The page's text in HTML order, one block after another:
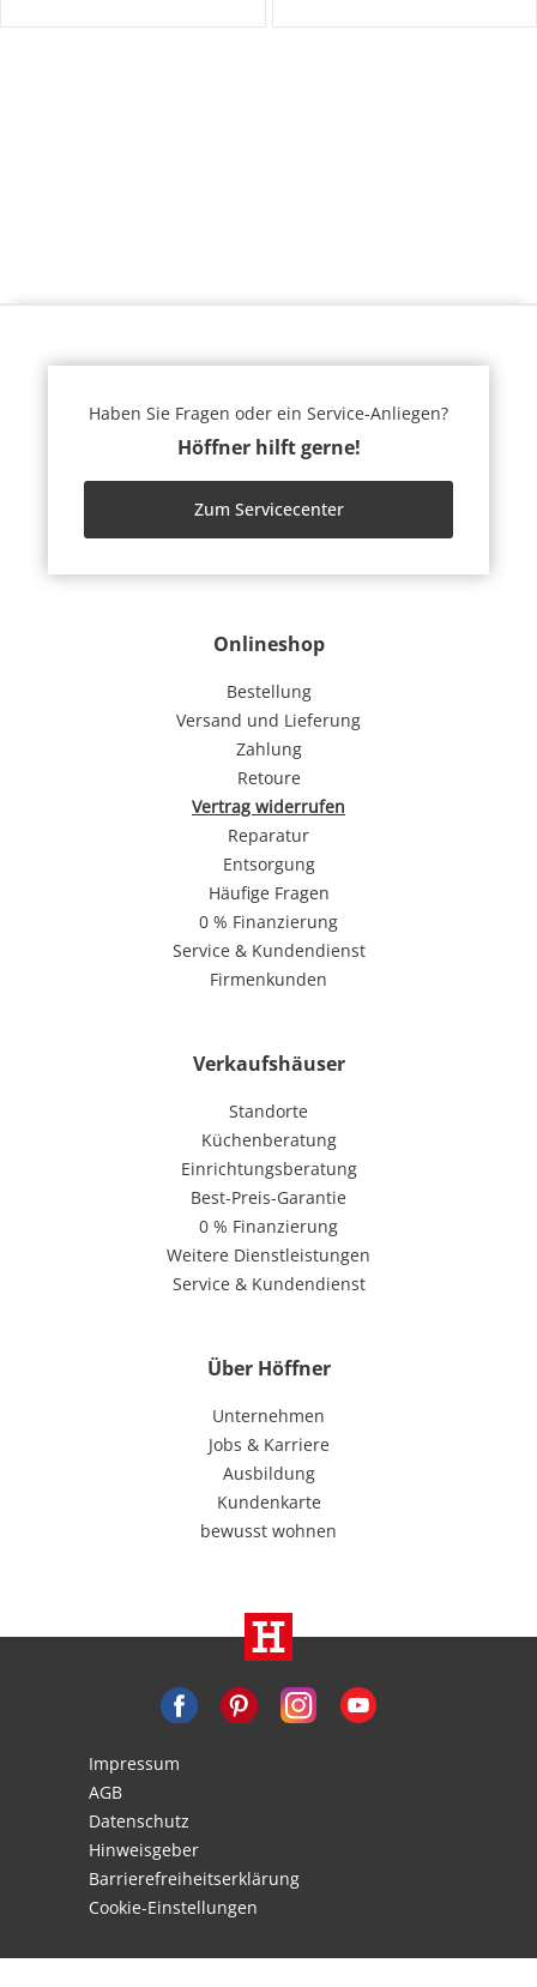
Onlineshop
Bestellung
Versand und Lieferung
Zahlung
Retoure
Vertrag widerrufen
Reparatur
Entsorgung
Häufige Fragen
0 % Finanzierung
Service & Kundendienst
Firmenkunden
Verkaufshäuser
Standorte
Küchenberatung
Einrichtungsberatung
Best-Preis-Garantie
0 % Finanzierung
Weitere Dienstleistungen
Service & Kundendienst
Über Höffner
Unternehmen
Jobs & Karriere
Ausbildung
Kundenkarte
bewusst wohnen
Haben Sie Fragen oder ein Service-Anliegen?
Höffner hilft gerne!
Zum Servicecenter
Impressum
AGB
Datenschutz
Hinweisgeber
Barrierefreiheitserklärung
Cookie-Einstellungen